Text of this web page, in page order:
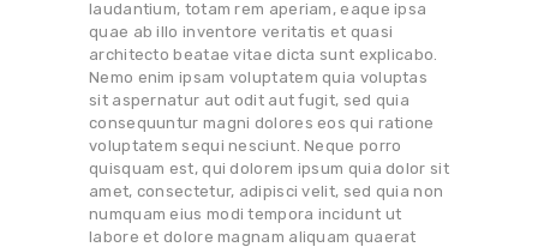
laudantium, totam rem aperiam, eaque ipsa
quae ab illo inventore veritatis et quasi
architecto beatae vitae dicta sunt explicabo.
Nemo enim ipsam voluptatem quia voluptas
sit aspernatur aut odit aut fugit, sed quia
consequuntur magni dolores eos qui ratione
voluptatem sequi nesciunt. Neque porro
quisquam est, qui dolorem ipsum quia dolor sit
amet, consectetur, adipisci velit, sed quia non
numquam eius modi tempora incidunt ut
labore et dolore magnam aliquam quaerat